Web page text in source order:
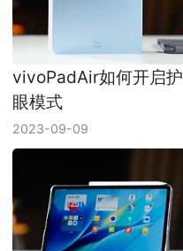
vivoPadAir如何开启护
眼模式
2023-09-09